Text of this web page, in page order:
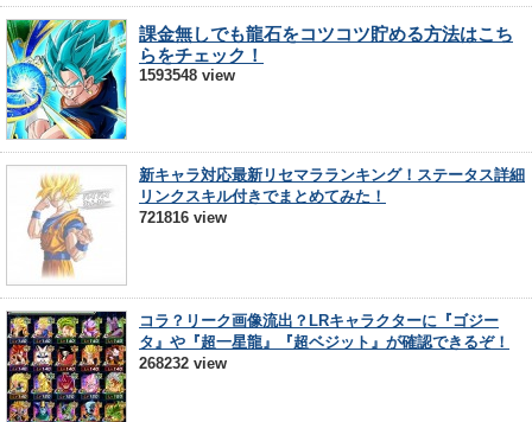
課金無しでも龍石をコツコツ貯める方法はこち
らをチェック！
1593548 view
新キャラ対応最新リセマラランキング！ステータス詳細
リンクスキル付きでまとめてみた！
721816 view
コラ？リーク画像流出？LRキャラクターに『ゴジー
タ』や『超一星龍』『超ベジット』が確認できるぞ！
268232 view